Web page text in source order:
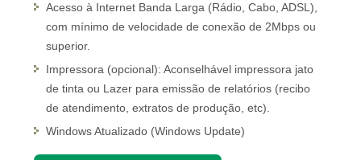
Acesso à Internet Banda Larga (Rádio, Cabo, ADSL),
com mínimo de velocidade de conexão de 2Mbps ou
superior.
Impressora (opcional): Aconselhável impressora jato
de tinta ou Lazer para emissão de relatórios (recibo
de atendimento, extratos de produção, etc).
Windows Atualizado (Windows Update)